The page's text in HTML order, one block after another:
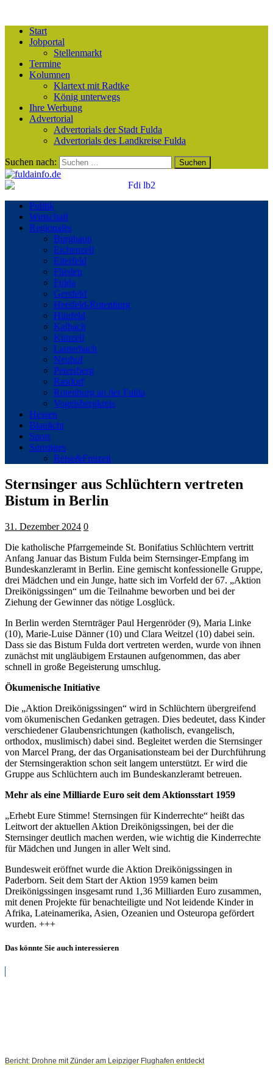
Start
Jobportal
Stellenmarkt
Termine
Kolumnen
Klartext mit Radtke
König unterwegs
Ihre Werbung
Advertorial
Advertorials der Stadt Fulda
Advertorials des Landkreise Fulda
Suchen nach:
Politik
Wirtschaft
Regionales
Burghaun
Eichenzell
Eiterfeld
Flieden
Fulda
Gersfeld
Hersfeld-Rotenburg
Hünfeld
Kalbach
Künzell
Lauterbach
Neuhof
Petersberg
Rasdorf
Rotenburg an der Fulda
Vogelsbergkreis
Hessen
Blaulicht
Sport
Sonstiges
Reise&Freizeit
Sternsinger aus Schlüchtern vertreten
Bistum in Berlin
31. Dezember 2024 0
Die katholische Pfarrgemeinde St. Bonifatius Schlüchtern vertritt
Anfang Januar das Bistum Fulda beim Sternsinger-Empfang im
Bundeskanzleramt in Berlin. Eine gemischt konfessionelle Gruppe,
drei Mädchen und ein Junge, hatte sich im Vorfeld der 67. „Aktion
Dreikönigssingen“ um die Teilnahme beworben und bei der
Ziehung der Gewinner das nötige Losglück.
In Berlin werden Sternträger Paul Hergenröder (9), Maria Linke
(10), Marie-Luise Dänner (10) und Clara Weitzel (10) dabei sein.
Dass sie das Bistum Fulda dort vertreten werden, wurde von ihnen
zunächst mit ungläubigem Erstaunen aufgenommen, das aber
schnell in große Begeisterung umschlug.
Ökumenische Initiative
Die „Aktion Dreikönigssingen“ wird in Schlüchtern übergreifend
vom ökumenischen Gedanken getragen. Dies bedeutet, dass Kinder
verschiedener Glaubensrichtungen (katholisch, evangelisch,
orthodox, muslimisch) dabei sind. Begleitet werden die Sternsinger
von Marcel Prang, der das Organisationsteam bei der Durchführung
der Sternsingeraktion schon seit langem unterstützt. Er wird die
Gruppe aus Schlüchtern auch im Bundeskanzleramt betreuen.
Mehr als eine Milliarde Euro seit dem Aktionsstart 1959
„Erhebt Eure Stimme! Sternsingen für Kinderrechte“ heißt das
Leitwort der aktuellen Aktion Dreikönigssingen, bei der die
Sternsinger deutlich machen werden, wie wichtig die Kinderrechte
für Mädchen und Jungen in aller Welt sind.
Bundesweit eröffnet wurde die Aktion Dreikönigssingen in
Paderborn. Seit dem Start der Aktion 1959 kamen beim
Dreikönigssingen insgesamt rund 1,36 Milliarden Euro zusammen,
mit denen Projekte für benachteiligte und Not leidende Kinder in
Afrika, Lateinamerika, Asien, Ozeanien und Osteuropa gefördert
wurden. +++
Das könnte Sie auch interessieren
Bericht: Drohne mit Zünder am Leipziger Flughafen entdeckt